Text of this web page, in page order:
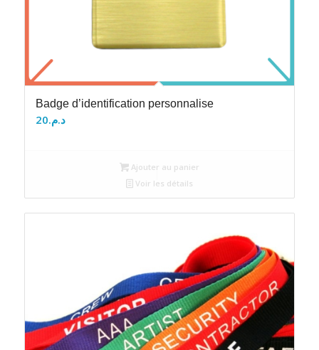
Badge d’identification personnalise
د.م.20
Ajouter au panier
Voir les détails